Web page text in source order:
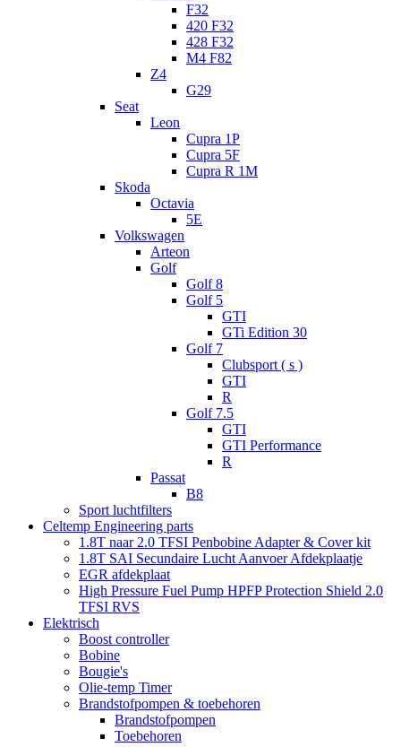
F32
420 F32
428 F32
M4 F82
Z4
G29
Seat
Leon
Cupra 1P
Cupra 5F
Cupra R 1M
Skoda
Octavia
5E
Volkswagen
Arteon
Golf
Golf 8
Golf 5
GTI
GTi Edition 30
Golf 7
Clubsport ( s )
GTI
R
Golf 7.5
GTI
GTI Performance
R
Passat
B8
Sport luchtfilters
Celtemp Engineering parts
1.8T naar 2.0 TFSI Penbobine Adapter & Cover kit
1.8T SAI Secundaire Lucht Aanvoer Afdekplaatje
EGR afdekplaat
High Pressure Fuel Pump HPFP Protection Shield 2.0
TFSI RVS
Elektrisch
Boost controller
Bobine
Bougie's
Olie-temp Timer
Brandstofpompen & toebehoren
Brandstofpompen
Toebehoren